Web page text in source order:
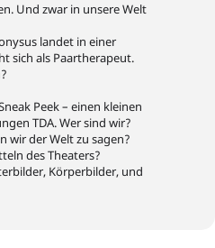
Und zwar in unsere Welt
landet in einer
sich als Paartherapeut.
Peek – einen kleinen
TDA. Wer sind wir?
wir der Welt zu sagen?
des Theaters?
Körperbilder, und